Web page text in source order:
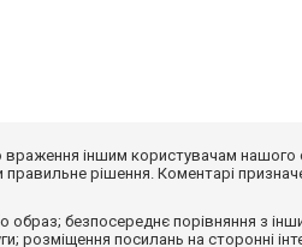
враження іншим користувачам
рішення. Коментарі
образ; безпосереднє порівняння з
розміщення посилань на сторонні